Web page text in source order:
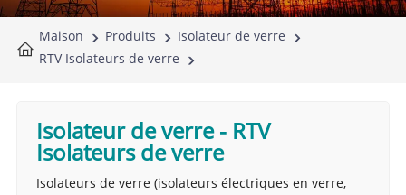
Maison Produits
Isolateur de verre
RTV Isolateurs de verre
Isolateur de verre- RTV
Isolateurs de verre
Isolateurs de verre (isolateurs électriques en verre,